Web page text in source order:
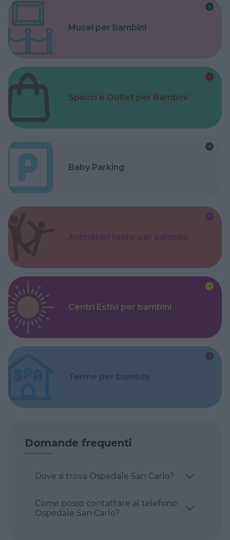
Musei per bambini
Spacci e Outlet per Bambini
Baby Parking
Centri Estivi per bambini
Terme per bambini
Domande frequenti
Dove si trova Ospedale San Carlo?
Come posso contattare al telefono
Ospedale San Carlo?